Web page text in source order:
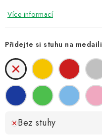
Více informací
Přidejte si stuhu na medaili
Bez stuhy